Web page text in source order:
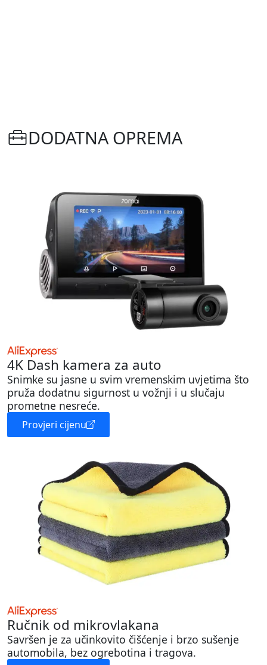
DODATNA OPREMA
4K Dash kamera za auto
Snimke su jasne u svim vremenskim uvjetima što
pruža dodatnu sigurnost u vožnji i u slučaju
prometne nesreće.
Provjeri cijenu
Ručnik od mikrovlakana
Savršen je za učinkovito čišćenje i brzo sušenje
automobila, bez ogrebotina i tragova.